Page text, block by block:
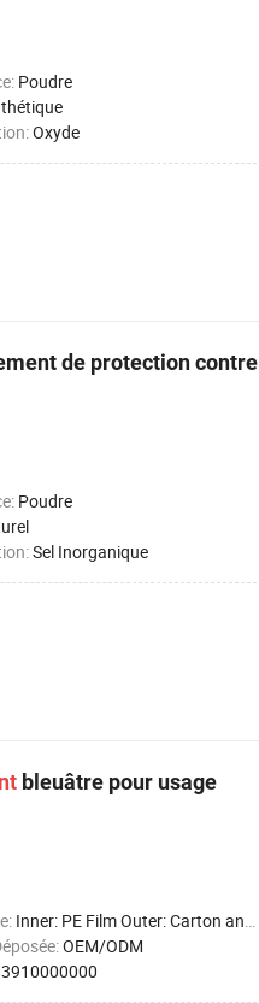
Poudre
Oxyde
de protection contre
Poudre
Sel Inorganique
bleuâtre pour usage
Inner: PE Film Outer: Carton and Pallet
OEM/ODM
3910000000